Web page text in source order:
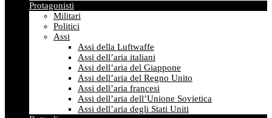
Protagonisti
Militari
Politici
Assi
Assi della Luftwaffe
Assi dell’aria italiani
Assi dell’aria del Giappone
Assi dell’aria del Regno Unito
Assi dell’aria francesi
Assi dell’aria dell’Unione Sovietica
Assi dell’aria degli Stati Uniti